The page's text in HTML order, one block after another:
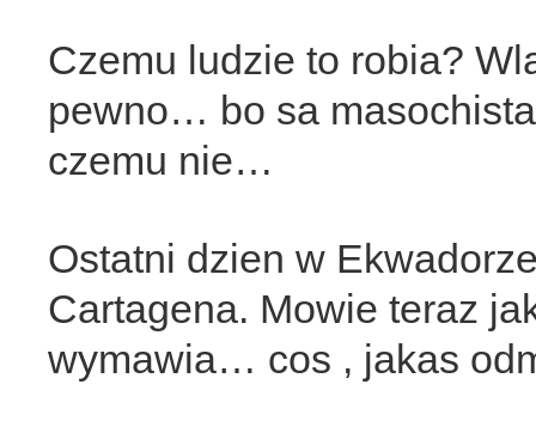
Czemu ludzie to robia?
pewno… bo sa
czemu nie…
Ostatni dzien w
Cartagena. Mowie teraz
wymawia… cos , jakas